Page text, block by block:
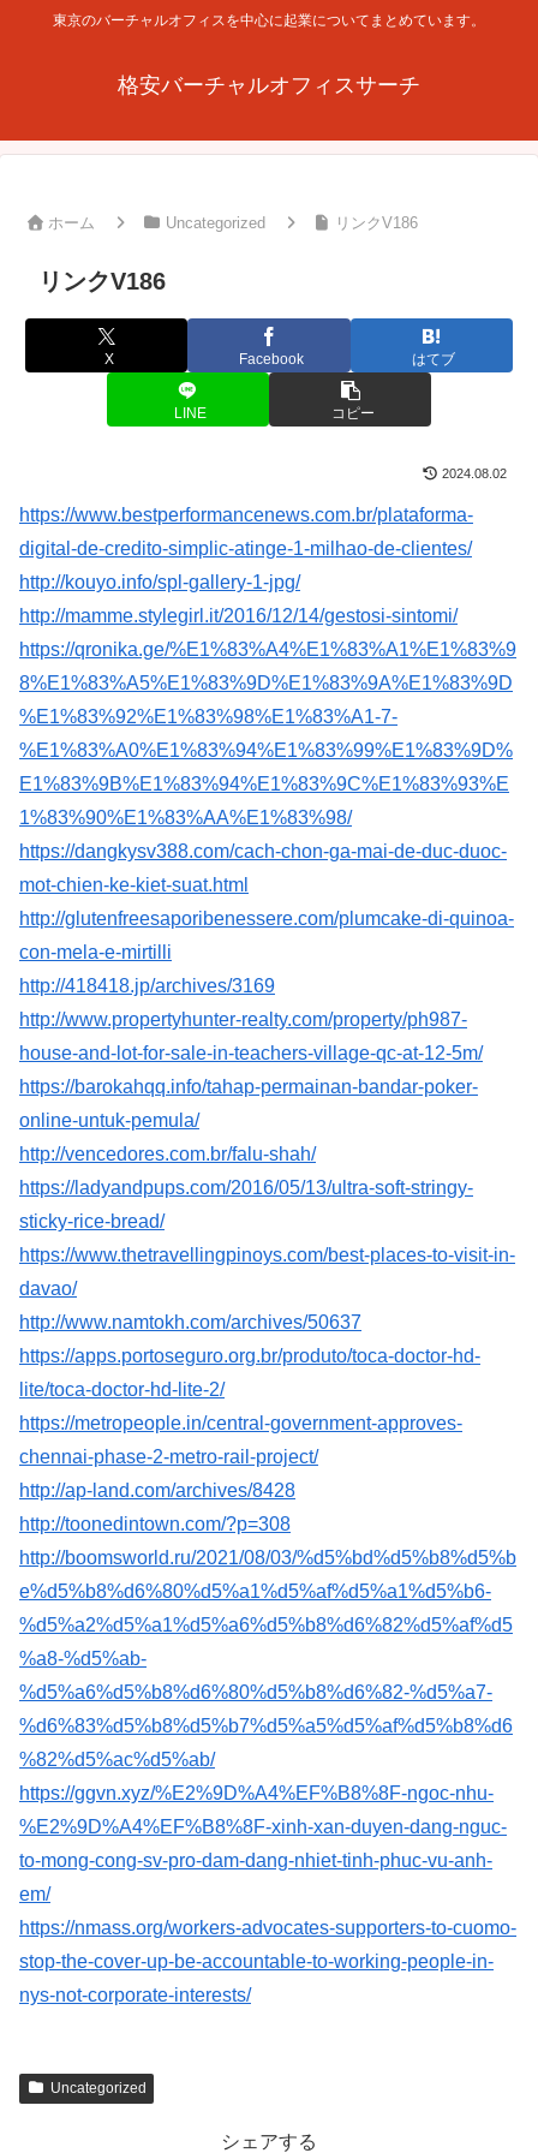
東京のバーチャルオフィスを中心に起業についてまとめています。
格安バーチャルオフィスサーチ
ホーム Uncategorized リンクV186
リンクV186
X Facebook はてブ
LINE コピー
2024.08.02
https://www.bestperformancenews.com.br/plataforma-
digital-de-credito-simplic-atinge-1-milhao-de-clientes/
http://kouyo.info/spl-gallery-1-jpg/
http://mamme.stylegirl.it/2016/12/14/gestosi-sintomi/
https://qronika.ge/%E1%83%A4%E1%83%A1%E1%83%9
8%E1%83%A5%E1%83%9D%E1%83%9A%E1%83%9D
%E1%83%92%E1%83%98%E1%83%A1-7-
%E1%83%A0%E1%83%94%E1%83%99%E1%83%9D%
E1%83%9B%E1%83%94%E1%83%9C%E1%83%93%E
1%83%90%E1%83%AA%E1%83%98/
https://dangkysv388.com/cach-chon-ga-mai-de-duc-duoc-
mot-chien-ke-kiet-suat.html
http://glutenfreesaporibenessere.com/plumcake-di-quinoa-
con-mela-e-mirtilli
http://418418.jp/archives/3169
http://www.propertyhunter-realty.com/property/ph987-
house-and-lot-for-sale-in-teachers-village-qc-at-12-5m/
https://barokahqq.info/tahap-permainan-bandar-poker-
online-untuk-pemula/
http://vencedores.com.br/falu-shah/
https://ladyandpups.com/2016/05/13/ultra-soft-stringy-
sticky-rice-bread/
https://www.thetravellingpinoys.com/best-places-to-visit-in-
davao/
http://www.namtokh.com/archives/50637
https://apps.portoseguro.org.br/produto/toca-doctor-hd-
lite/toca-doctor-hd-lite-2/
https://metropeople.in/central-government-approves-
chennai-phase-2-metro-rail-project/
http://ap-land.com/archives/8428
http://toonedintown.com/?p=308
http://boomsworld.ru/2021/08/03/%d5%bd%d5%b8%d5%b
e%d5%b8%d6%80%d5%a1%d5%af%d5%a1%d5%b6-
%d5%a2%d5%a1%d5%a6%d5%b8%d6%82%d5%af%d5
%a8-%d5%ab-
%d5%a6%d5%b8%d6%80%d5%b8%d6%82-%d5%a7-
%d6%83%d5%b8%d5%b7%d5%a5%d5%af%d5%b8%d6
%82%d5%ac%d5%ab/
https://ggvn.xyz/%E2%9D%A4%EF%B8%8F-ngoc-nhu-
%E2%9D%A4%EF%B8%8F-xinh-xan-duyen-dang-nguc-
to-mong-cong-sv-pro-dam-dang-nhiet-tinh-phuc-vu-anh-
em/
https://nmass.org/workers-advocates-supporters-to-cuomo-
stop-the-cover-up-be-accountable-to-working-people-in-
nys-not-corporate-interests/
Uncategorized
シェアする